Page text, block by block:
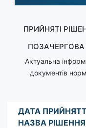
ПРИЙНЯТІ
ПОЗАЧЕРГОВА
Актуальна
документів
ДАТА
НАЗВА РІШЕННЯ